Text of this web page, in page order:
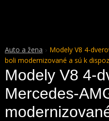
Auto a žena
Modely V8 4-
boli modernizované a sú k
Modely V8 4-
Mercedes-